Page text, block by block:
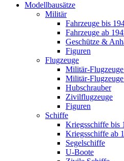
Modellbausätze
Militär
Fahrzeuge bis
Fahrzeuge ab
Geschütze &
Figuren
Flugzeuge
Militär-
Militär-
Hubschrauber
Zivilflugzeuge
Figuren
Schiffe
Kriegsschiffe bis
Kriegsschiffe ab
Segelschiffe
U-Boote